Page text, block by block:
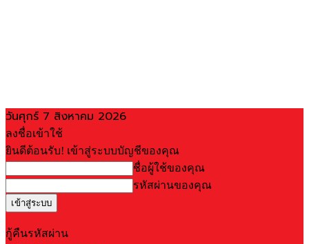
วันศุกร์ 7 สิงหาคม 2026
ลงชื่อเข้าใช้
ยินดีต้อนรับ! เข้าสู่ระบบบัญชีของคุณ
ชื่อผู้ใช้ของคุณ
รหัสผ่านของคุณ
กู้คืนรหัสผ่าน